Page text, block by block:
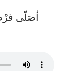
اُصَلّى